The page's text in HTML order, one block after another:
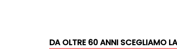
DA OLTRE 60 ANNI SCEGLIAMO